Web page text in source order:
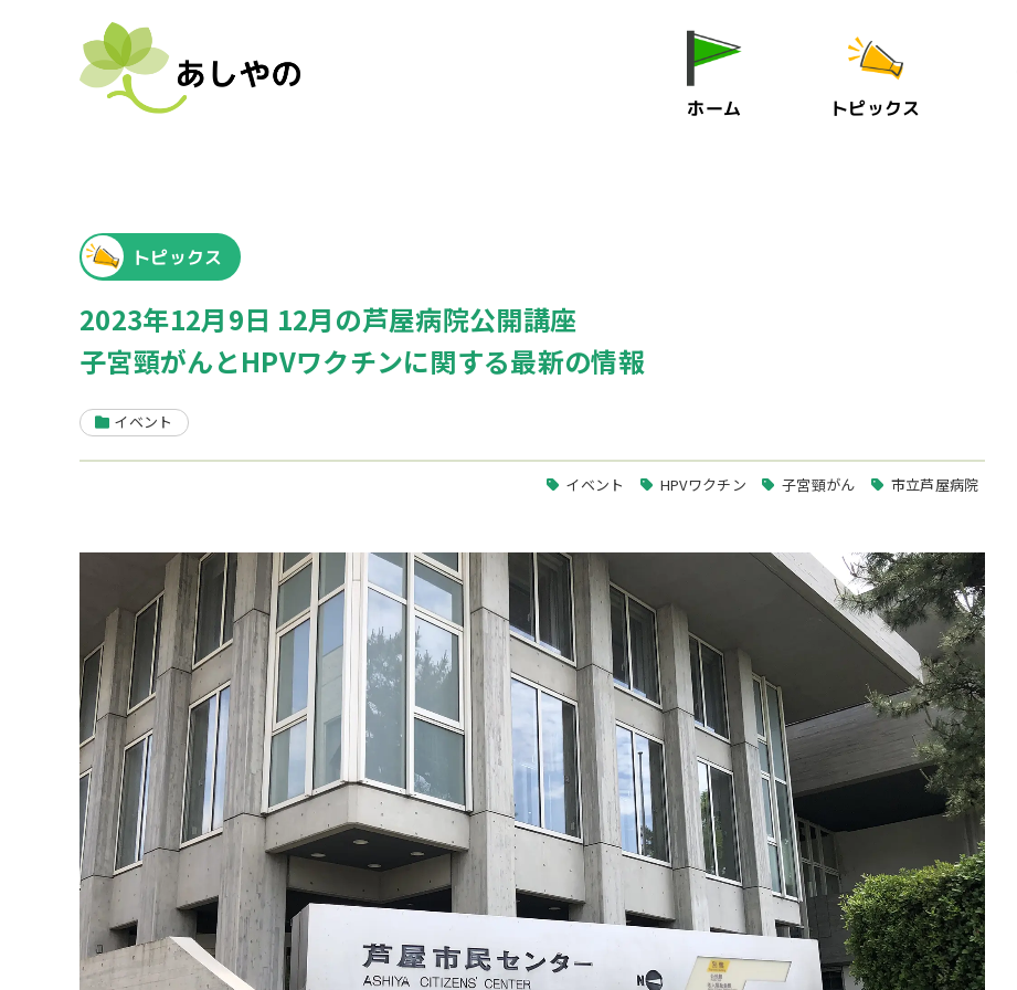
ホーム トピックス
トピックス
2023年12月9日 12月の芦屋病院公開講座
子宮頸がんとHPVワクチンに関する最新の情報
イベント
イベント HPVワクチン 子宮頸がん 市立芦屋病院